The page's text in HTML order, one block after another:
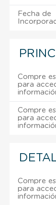
Fecha de
Compre
para
Compre
para
Compre
para